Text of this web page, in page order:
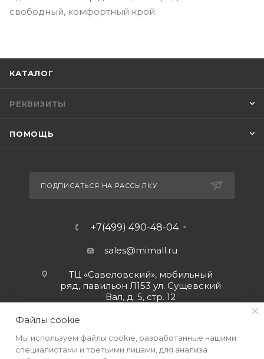
свободный, комфортный крой.
КАТАЛОГ
РЕКВИЗИТЫ
ПОМОЩЬ
ПОДПИСАТЬСЯ НА РАССЫЛКУ
+7(499) 490-48-04
sales@mimall.ru
ТЦ «Савеловский», мобильный
ряд, павильон Л153 ул. Сущевский
Вал, д. 5, стр. 12
Файлы cookie
Мы используем файлы cookie, разработанные нашими
специалистами и третьими лицами, для анализа